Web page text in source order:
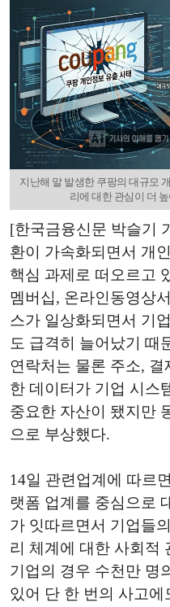
지난해 말 발생한 쿠팡의 대규모
리에 대한 관심이 더
[한국금융신문 박슬기
환이 가속화되면서 개
핵심 과제로 떠오르고
멤버십, 온라인동영상
스가 일상화되면서 기
도 급격히 늘어났기 때
연락처는 물론 주소,
한 데이터가 기업 시스
중요한 자산이 됐지만
으로 부상했다.
14일 관련업계에 따르
랫폼 업계를 중심으로
가 잇따르면서 기업들
리 체계에 대한 사회적
기업의 경우 수천만 명
있어 단 한 번의 사고에